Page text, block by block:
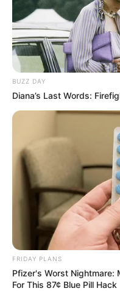
ένα διάχυτο
να διστάζουν ακόμη
άγνωστες κλήσεις.
Η έρευνα
δραστών της
δήλωναν άποροι
εισόδημα, ενώ
και κατείχαν
συλληφθέντες
οι αρχές εφιστούν
σε ύποπτα
BUZZ DAY
Diana’s Last Words:
FRIDAY PLANS
Pfizer's Worst Nightmare:
For This 87¢ Blue Pill Hack